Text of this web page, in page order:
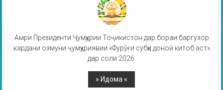
Амри Президенти Ҷумҳурии Тоҷикистон дар бораи баргузор
кардани озмуни ҷумҳуриявии «Фурӯғи субҳи доноӣ китоб аст»
дар соли 2026.